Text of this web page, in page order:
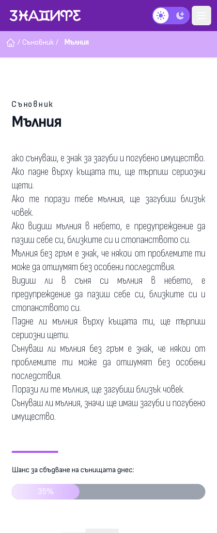
Тъмен режим
/ Съновник / Мълния
Съновник
Мълния
ако сънуваш, е знак за загуби и погубено имущество.
Ако падне върху къщата ти, ще търпиш сериозни
щети.
Ако те порази тебе мълния, ще загубиш близък
човек.
Ако видиш мълния в небето, е предупреждение да
пазиш себе си, близките си и стопанството си.
Мълния без гръм е знак, че някои от проблемите ти
може да отшумят без особени последствия.
Видиш ли в съня си мълния в небето, е
предупреждение да пазиш себе си, близките си и
стопанството си.
Падне ли мълния върху къщата ти, ще търпиш
сериозни щети.
Сънуваш ли мълния без гръм е знак, че някои от
проблемите ти може да отшумят без особени
последствия.
Порази ли те мълния, ще загубиш близък човек.
Сънуваш ли мълния, значи ще имаш загуби и погубено
имущество.
Шанс за сбъдване на сънищата днес:
35%